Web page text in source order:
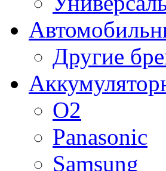
Другие
O2
Panasonic
Samsung